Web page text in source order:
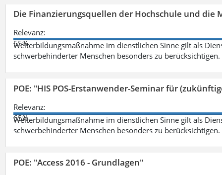
Die Finanzierungsquellen der Hochschule und die
Relevanz:
65%
Weiterbildungsmaßnahme im dienstlichen Sinne gilt als
schwerbehinderter Menschen besonders zu berücksichtigen.
POE: "HIS POS-Erstanwender-Seminar für
Relevanz:
65%
Weiterbildungsmaßnahme im dienstlichen Sinne gilt als
schwerbehinderter Menschen besonders zu berücksichtigen.
POE: "Access 2016 - Grundlagen"